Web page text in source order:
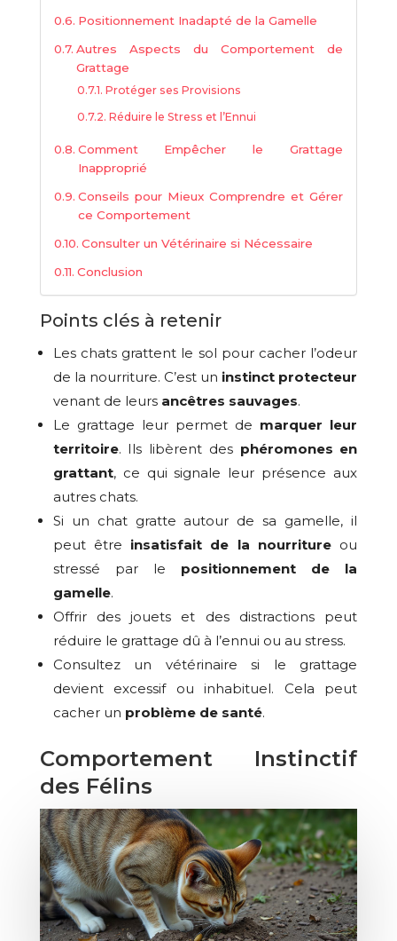
Positionnement Inadapté de la Gamelle
Autres Aspects du Comportement de
Grattage
Protéger ses Provisions
Réduire le Stress et l’Ennui
Comment Empêcher le Grattage
Inapproprié
Conseils pour Mieux Comprendre et Gérer
ce Comportement
Consulter un Vétérinaire si Nécessaire
Conclusion
Points clés à retenir
Les chats grattent le sol pour cacher l’odeur
de la nourriture. C’est un instinct protecteur
venant de leurs ancêtres sauvages.
Le grattage leur permet de marquer leur
territoire. Ils libèrent des phéromones en
grattant, ce qui signale leur présence aux
autres chats.
Si un chat gratte autour de sa gamelle, il
peut être insatisfait de la nourritureou
stressé par le positionnement de la
gamelle.
Offrir des jouets et des distractions peut
réduire le grattage dû à l’ennui ou au stress.
Consultez un vétérinaire si le grattage
devient excessif ou inhabituel. Cela peut
cacher un problème de santé.
Comportement Instinctif
des Félins